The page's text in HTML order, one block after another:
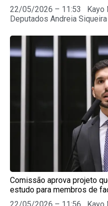
22/05/2026 – 11:53 Kayo
Deputados Andreia Siqueira
Comissão aprova projeto
estudo para membros de
22/05/2026 – 11:56 Kayo